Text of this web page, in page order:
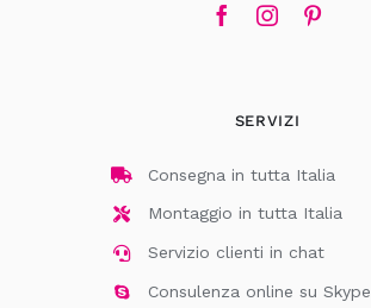
SERVIZI
Consegna in tutta Italia
Montaggio in tutta Italia
Servizio clienti in chat
Consulenza online su Skype